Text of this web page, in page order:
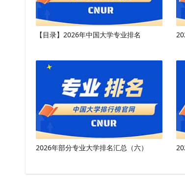
【目录】2026年中国大学专业排名
2026年部分专业大学排名汇总（六）